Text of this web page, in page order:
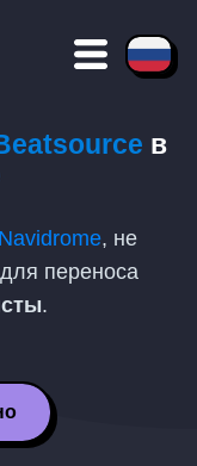
в
Navidrome, не
переноса
.